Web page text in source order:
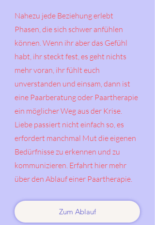
Nahezu jede Beziehung erlebt
Phasen, die sich schwer anfühlen
können. Wenn ihr aber das Gefühl
habt, ihr steckt fest, es geht nichts
mehr voran, ihr fühlt euch
unverstanden und einsam, dann ist
eine Paarberatung oder Paartherapie
ein möglicher Weg aus der Krise.
Liebe passiert nicht einfach so, es
erfordert manchmal Mut die eigenen
Bedürfnisse zu erkennen und zu
kommunizieren. Erfahrt hier mehr
über den Ablauf einer Paartherapie.
Zum Ablauf